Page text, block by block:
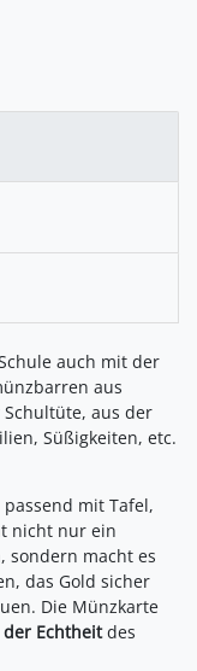
auch mit der
aus
aus der
Süßigkeiten, etc.
mit Tafel,
nicht nur ein
sondern macht es
das Gold sicher
Die Münzkarte
Echtheitdes